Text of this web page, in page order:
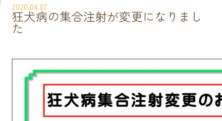
2020.04.07
狂犬病の集合注射が変更になりまし
た